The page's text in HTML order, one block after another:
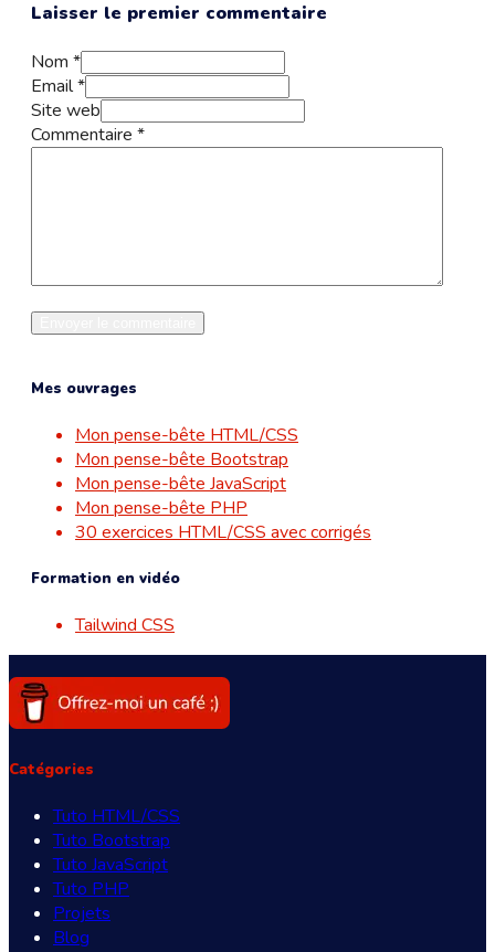
Laisser le premier commentaire
Nom *
Email *
Site web
Commentaire *
Mes ouvrages
Mon pense-bête HTML/CSS
Mon pense-bête Bootstrap
Mon pense-bête JavaScript
Mon pense-bête PHP
30 exercices HTML/CSS avec corrigés
Formation en vidéo
Tailwind CSS
Catégories
Tuto HTML/CSS
Tuto Bootstrap
Tuto JavaScript
Tuto PHP
Projets
Blog